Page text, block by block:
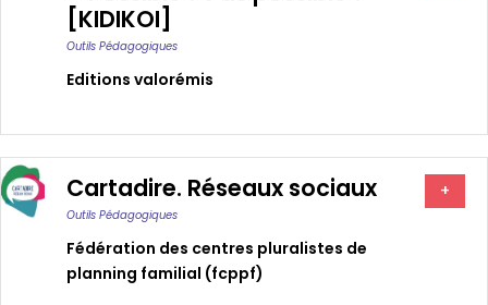
[KIDIKOI]
Outils Pédagogiques
Editions valorémis
Cartadire. Réseaux sociaux
Outils Pédagogiques
Fédération des centres pluralistes de
planning familial (fcppf)
+